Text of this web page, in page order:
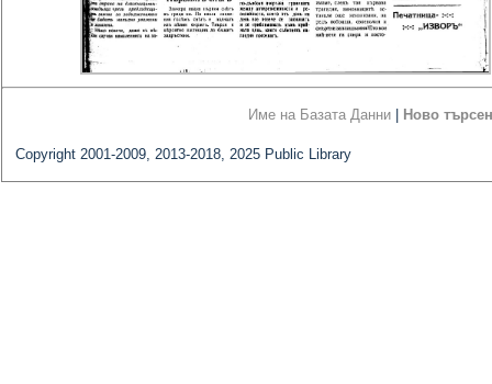
Име на Базата Данни Ново
Copyright 2001-2009, 2013-2018, 2025 Public Library